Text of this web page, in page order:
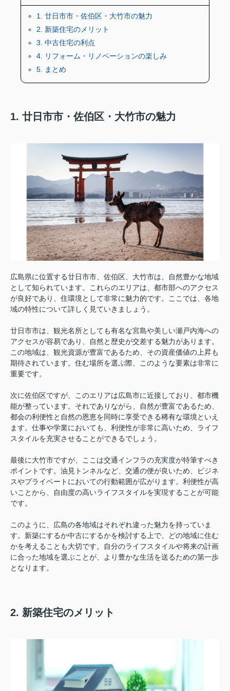
1. 廿日市市・佐伯区・大竹市の魅力
2. 新築住宅のメリット
3. 中古住宅の利点
4. リフォーム・リノベーションの楽しみ
5. まとめ
1. 廿日市市・佐伯区・大竹市の魅力
広島県に位置する廿日市市、佐伯区、大竹市は、自然豊かな地域
として知られています。これらのエリアは、都市部へのアクセス
が良好であり、住環境として非常に魅力的です。ここでは、各地
域の特性について詳しく見ていきましょう。
廿日市市は、観光名所としても有名な宮島や美しい瀬戸内海への
アクセスが容易であり、自然と歴史が交差する魅力があります。
この地域は、観光資源が豊富であるため、その資産価値の上昇も
期待されています。住む場所を選ぶ際、このような要素は非常に
重要です。
次に佐伯区ですが、このエリアは広島市に近接しており、都市機
能が整っています。それでありながら、自然が豊富であるため、
都会の利便性と自然の恩恵を同時に享受できる稀有な環境といえ
ます。仕事や学業においても、利便性が非常に高いため、ライフ
スタイルを充実させることができるでしょう。
最後に大竹市ですが、ここは交通インフラの充実度が特筆すべき
ポイントです。油見トンネルなど、交通の便が良いため、ビジネ
スやプライベートにおいての行動範囲が広がります。利便性が高
いことから、自由度の高いライフスタイルを実現することが可能
です。
このように、広島の各地域はそれぞれ違った魅力を持っていま
す。新築にするか中古にするかを検討する上で、どの地域に住む
かを考えることも大切です。自分のライフスタイルや将来の計画
に合った地域を選ぶことが、より豊かな生活を送るための第一歩
となります。
2. 新築住宅のメリット